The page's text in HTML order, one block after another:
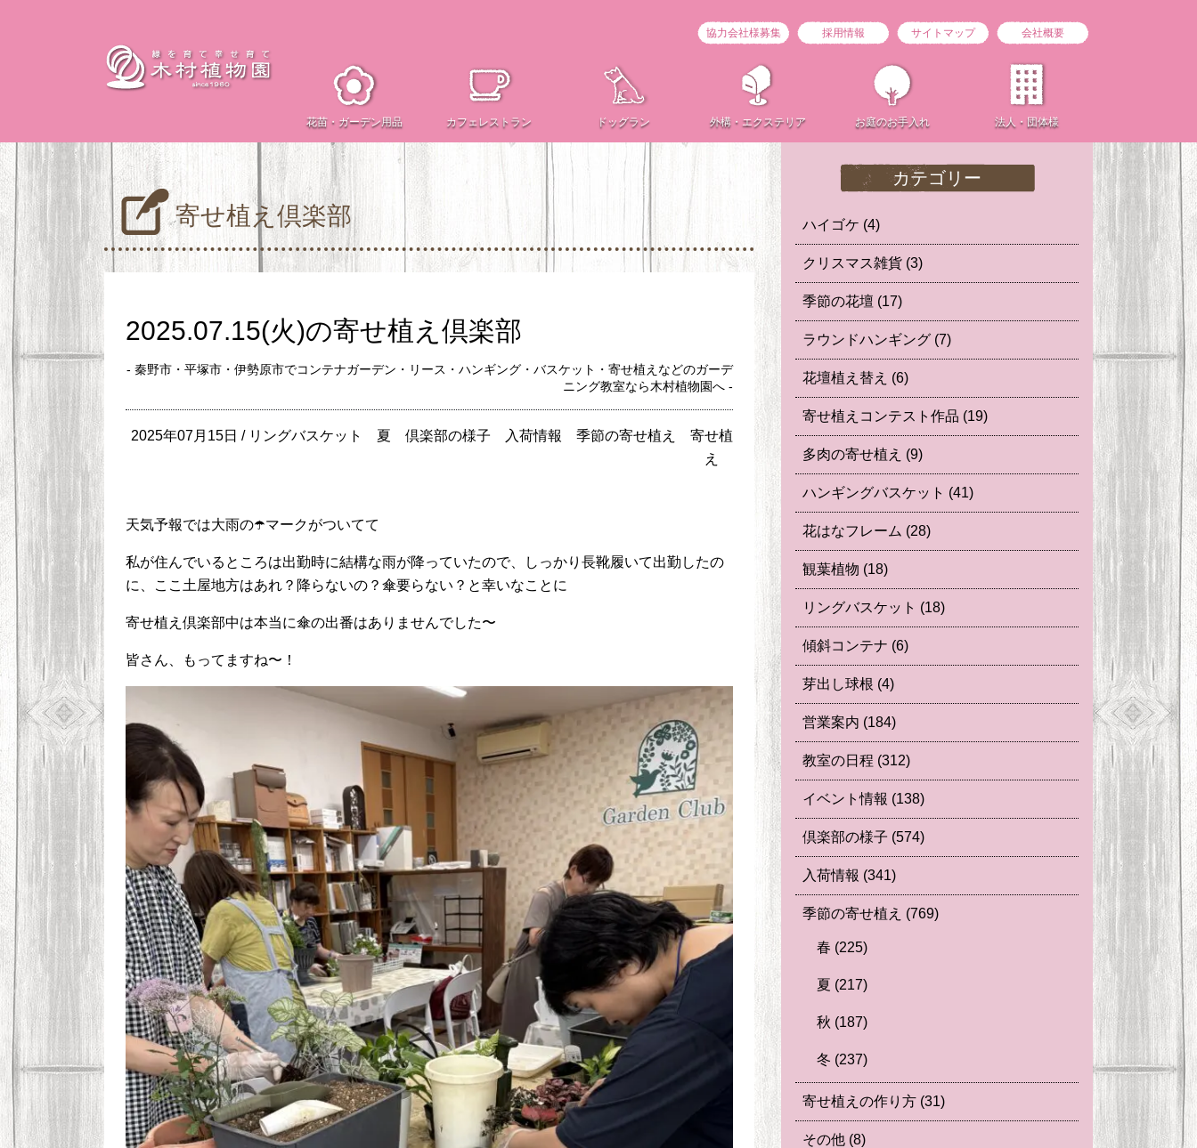
花苗・ ガーデン用品 カフェレストラン ドッグラン 外構・ エクステリア お庭のお手入れ 法人・団体様
協力会社様募集 採用情報 サイトマップ 会社概要
寄せ植え倶楽部
2025.07.15(火)の寄せ植え倶楽部
- 秦野市・平塚市・伊勢原市でコンテナガーデン・リース・ハンギング・バスケット・寄せ植えなどのガーデ
ニング教室なら木村植物園へ -
2025年07月15日 / リングバスケット 夏 倶楽部の様子 入荷情報 季節の寄せ植え
寄せ植
え
天気予報では大雨の☂️マークがついてて
私が住んでいるところは出勤時に結構な雨が降っていたので、しっかり長靴履いて出勤したの
に、ここ土屋地方はあれ？降らないの？傘要らない？と幸いなことに
寄せ植え倶楽部中は本当に傘の出番はありませんでした〜
皆さん、もってますね〜！
カテゴリー
ハイゴケ (4)
クリスマス雑貨 (3)
季節の花壇 (17)
ラウンドハンギング (7)
花壇植え替え (6)
寄せ植えコンテスト作品 (19)
多肉の寄せ植え (9)
ハンギングバスケット (41)
花はなフレーム (28)
観葉植物 (18)
リングバスケット (18)
傾斜コンテナ (6)
芽出し球根 (4)
営業案内 (184)
教室の日程 (312)
イベント情報 (138)
倶楽部の様子 (574)
入荷情報 (341)
季節の寄せ植え (769)
春 (225)
夏 (217)
秋 (187)
冬 (237)
寄せ植えの作り方 (31)
その他 (8)